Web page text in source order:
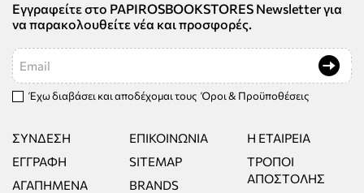
Εγγραφείτε στο PAPIROSBOOKSTORES Newsletter για
να παρακολουθείτε νέα και προσφορές.
Email
Έχω διαβάσει και αποδέχομαι τους Όροι & Προϋποθέσεις
ΣΎΝΔΕΣΗ
ΕΓΓΡΑΦΉ
ΑΓΑΠΗΜΈΝΑ
ΕΠΙΚΟΙΝΩΝΊΑ
SITEMAP
BRANDS
Η ΕΤΑΙΡΕΊΑ
ΤΡΌΠΟΙ
ΑΠΟΣΤΟΛΉΣ